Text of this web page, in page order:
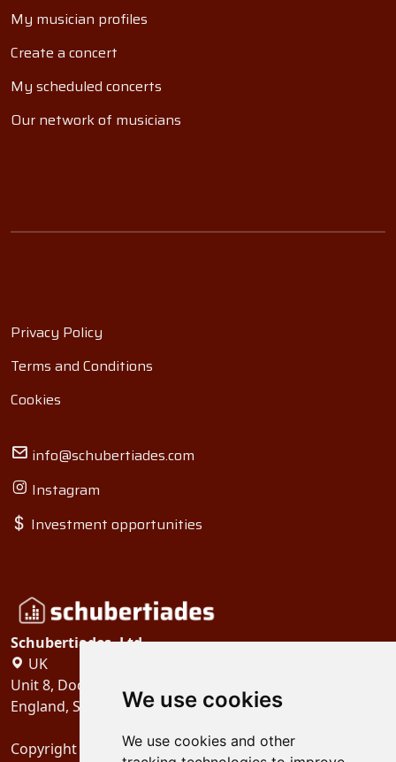
We use cookies
We use cookies and other
My musician profiles
Create a concert
My scheduled concerts
Our network of musicians
Privacy Policy
Terms and Conditions
Cookies
info@schubertiades.com
Instagram
Investment opportunities
Schubertiades, Ltd.
UK
Unit 8, Dock Offices, Surrey Quays Road, London
England, SE16 2XU
Copyright 2024 Schubertiades, Ltd.